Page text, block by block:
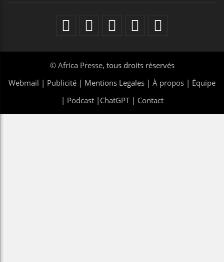
© Africa Presse, tous droits réservés
Webmail | Publicité | Mentions Legales | À propos | Équipe
| Podcast| ChatGPT| Contact